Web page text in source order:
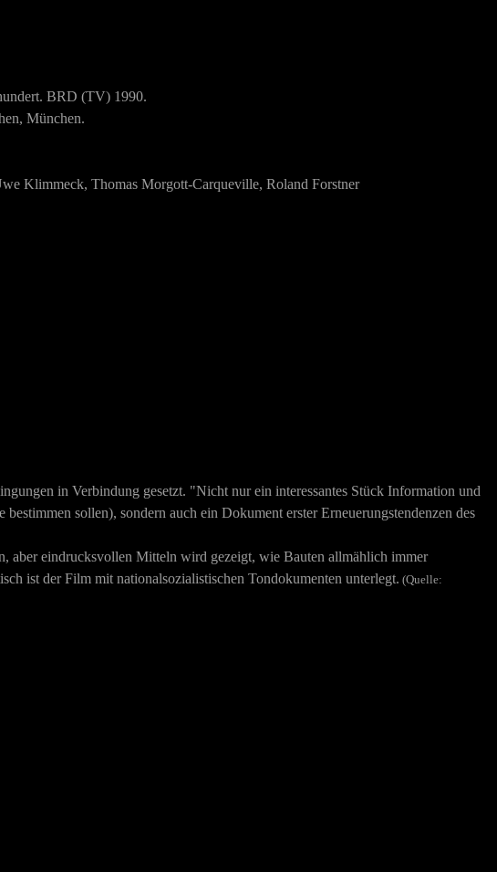
BRD (TV) 1990.
München.
Klimmeck, Thomas Morgott-Carqueville, Roland Forstner
in Verbindung gesetzt. "Nicht nur ein interessantes Stück Information und
sollen), sondern auch ein Dokument erster Erneuerungstendenzen des
aber eindrucksvollen Mitteln wird gezeigt, wie Bauten allmählich immer
ist der Film mit nationalsozialistischen Tondokumenten unterlegt. (Quelle: